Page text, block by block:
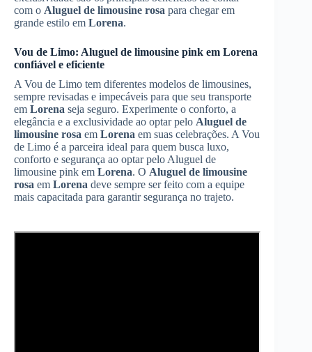
com o Aluguel de limousine rosa para chegar em
grande estilo em Lorena.
Vou de Limo: Aluguel de limousine pink em Lorena
confiável e eficiente
A Vou de Limo tem diferentes modelos de limousines,
sempre revisadas e impecáveis para que seu transporte
em Lorena seja seguro. Experimente o conforto, a
elegância e a exclusividade ao optar pelo Aluguel de
limousine rosa em Lorena em suas celebrações. A Vou
de Limo é a parceira ideal para quem busca luxo,
conforto e segurança ao optar pelo Aluguel de
limousine pink em Lorena. O Aluguel de limousine
rosa em Lorena deve sempre ser feito com a equipe
mais capacitada para garantir segurança no trajeto.